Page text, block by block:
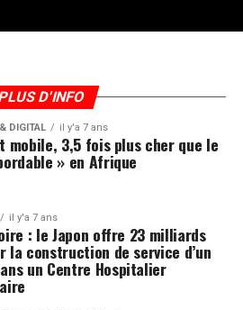
D'INFO
DIGITAL il y'a 7 ans
mobile, 3,5 fois plus cher que le
» en Afrique
il y'a 7 ans
: le Japon offre 23 milliards
la construction de service d’un
un Centre Hospitalier